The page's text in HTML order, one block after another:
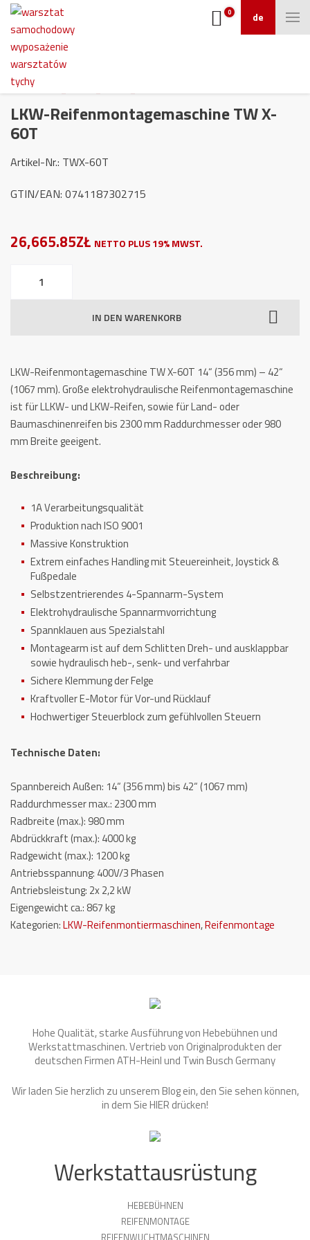
de
0
LKW-Reifenmontagemaschine TW X-
60T
Artikel-Nr.: TWX-60T
GTIN/EAN: 0741187302715
26,665.85ZŁ NETTO PLUS 19% MWST.
Reifenmontagemaschine
IN DEN WARENKORB
LKW-Reifenmontagemaschine TW X-60T 14“ (356 mm) – 42“
(1067 mm). Große elektrohydraulische Reifenmontagemaschine
ist für LLKW- und LKW-Reifen, sowie für Land- oder
Baumaschinenreifen bis 2300 mm Raddurchmesser oder 980
mm Breite geeigent.
Beschreibung:
1A Verarbeitungsqualität
Produktion nach ISO 9001
Massive Konstruktion
Extrem einfaches Handling mit Steuereinheit, Joystick &
Fußpedale
Selbstzentrierendes 4-Spannarm-System
Elektrohydraulische Spannarmvorrichtung
Spannklauen aus Spezialstahl
Montagearm ist auf dem Schlitten Dreh- und ausklappbar
sowie hydraulisch heb-, senk- und verfahrbar
Sichere Klemmung der Felge
Kraftvoller E-Motor für Vor-und Rücklauf
Hochwertiger Steuerblock zum gefühlvollen Steuern
Technische Daten:
Spannbereich Außen: 14“ (356 mm) bis 42“ (1067 mm)
Raddurchmesser max.: 2300 mm
Radbreite (max.): 980 mm
Abdrückkraft (max.): 4000 kg
Radgewicht (max.): 1200 kg
Antriebsspannung: 400V/3 Phasen
Antriebsleistung: 2x 2,2 kW
Eigengewicht ca.: 867 kg
Kategorien:LKW-Reifenmontiermaschinen,Reifenmontage
Hohe Qualität, starke Ausführung von Hebebühnen und
Werkstattmaschinen. Vertrieb von Originalprodukten der
deutschen Firmen ATH-Heinl und Twin Busch Germany
Wir laden Sie herzlich zu unserem Blog ein, den Sie sehen können,
in dem SieHIER drücken!
Werkstattausrüstung
HEBEBÜHNEN
REIFENMONTAGE
REIFENWUCHTMASCHINEN